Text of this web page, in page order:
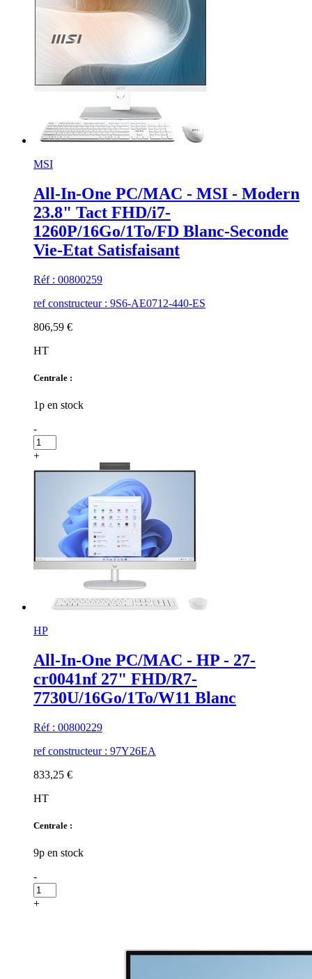
MSI
All-In-One PC/MAC - MSI - Modern
23.8" Tact FHD/i7-
1260P/16Go/1To/FD Blanc-Seconde
Vie-Etat Satisfaisant
Réf : 00800259
ref constructeur : 9S6-AE0712-440-ES
806,59 €
HT
Centrale :
1p en stock
-
+
HP
All-In-One PC/MAC - HP - 27-
cr0041nf 27" FHD/R7-
7730U/16Go/1To/W11 Blanc
Réf : 00800229
ref constructeur : 97Y26EA
833,25 €
HT
Centrale :
9p en stock
-
+